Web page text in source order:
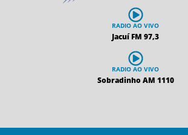
RADIO AO VIVO
Jacuí FM 97,3
RADIO AO VIVO
Sobradinho AM 1110